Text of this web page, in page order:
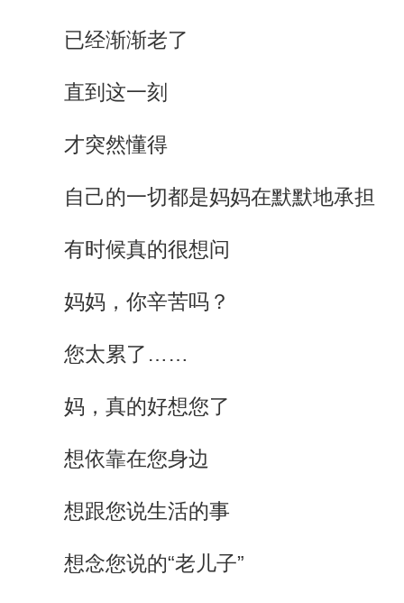
已经渐渐老了
直到这一刻
才突然懂得
自己的一切都是妈妈在默默地承担
有时候真的很想问
妈妈，你辛苦吗？
您太累了……
妈，真的好想您了
想依靠在您身边
想跟您说生活的事
想念您说的“老儿子”